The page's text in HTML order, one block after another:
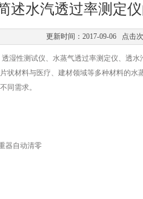
述水汽透过率测定
更新时间：2017-09-06 点击
透湿性测试仪、水蒸气透过率测定仪、透
状材料与医疗、建材领域等多种材料的
同需求。
器自动清零